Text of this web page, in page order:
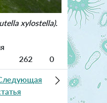
xylostella).
262 0